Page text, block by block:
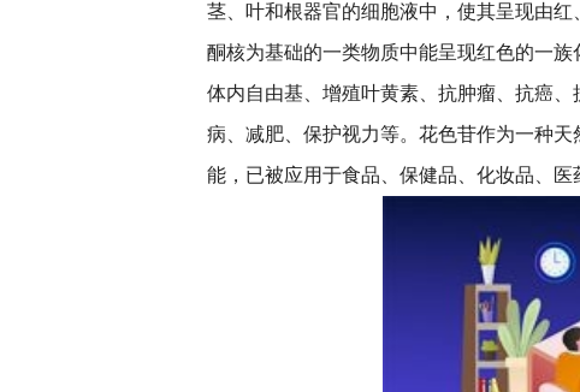
茎、叶和根器官的细胞液中，使其呈现由
酮核为基础的一类物质中能呈现红色的一
体内自由基、增殖叶黄素、抗肿瘤、抗癌
病、减肥、保护视力等。花色苷作为一种
能，已被应用于食品、保健品、化妆品、医